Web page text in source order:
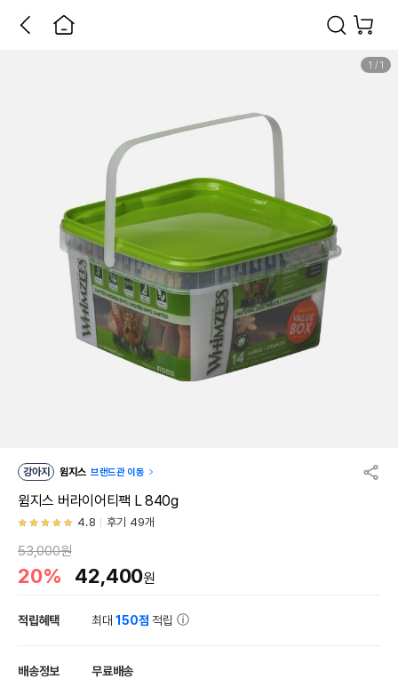
1 / 1
강아지 윔지스 브랜드관 이동
윔지스 버라이어티팩 L 840g
4.8 후기 49개
53,000원
20% 42,400원
적립혜택 최대150점 적립
배송정보 무료배송